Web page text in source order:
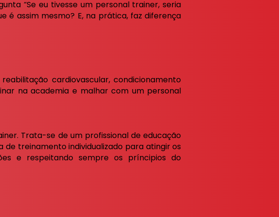
“Se eu tivesse um personal trainer, seria
é assim mesmo? E, na prática, faz diferença
cardiovascular, condicionamento
na academia e malhar com um personal
Trata-se de um profissional de educação
treinamento individualizado para atingir os
e respeitando sempre os príncipios do